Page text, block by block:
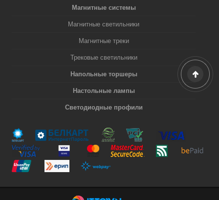
Магнитные системы
Магнитные светильники
Магнитные треки
Трековые светильники
Напольные торшеры
Настольные лампы
Светодиодные профили